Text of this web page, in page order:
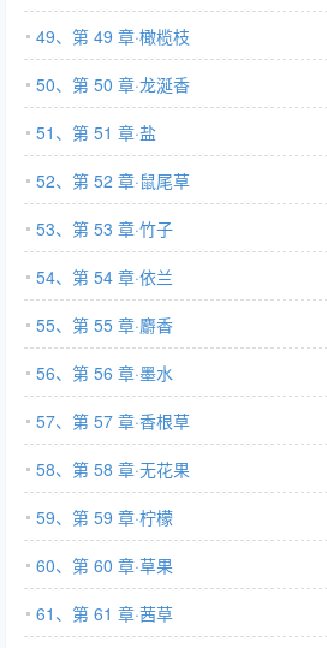
49、第 49 章·橄榄枝
50、第 50 章·龙涎香
51、第 51 章·盐
52、第 52 章·鼠尾草
53、第 53 章·竹子
54、第 54 章·依兰
55、第 55 章·麝香
56、第 56 章·墨水
57、第 57 章·香根草
58、第 58 章·无花果
59、第 59 章·柠檬
60、第 60 章·草果
61、第 61 章·茜草